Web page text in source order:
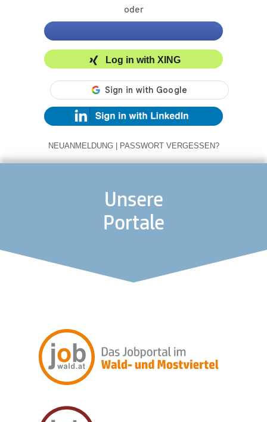
oder
Log in with XING
NEUANMELDUNG | PASSWORT VERGESSEN?
Unsere
Portale